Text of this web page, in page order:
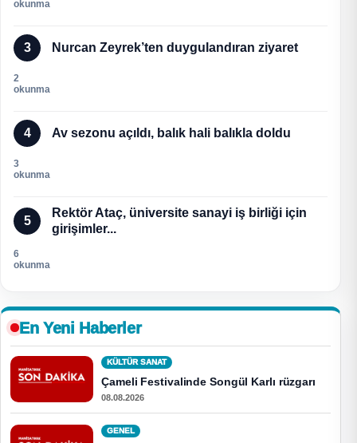
okunma
3 Nurcan Zeyrek’ten duygulandıran ziyaret
2
okunma
4 Av sezonu açıldı, balık hali balıkla doldu
3
okunma
5
Rektör Ataç, üniversite sanayi iş birliği için
girişimler...
6
okunma
En Yeni Haberler
KÜLTÜR SANAT
Çameli Festivalinde Songül Karlı rüzgarı
08.08.2026
GENEL